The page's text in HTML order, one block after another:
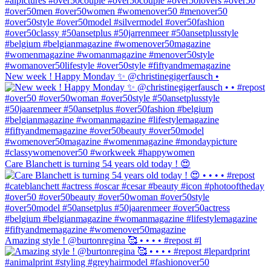
New week ! Happy Monday ✨ @christinegigerfausch •
Care Blanchett is turning 54 years old today ! 😍
Amazing style ! @burtonregina 🥰 • • • • #repost #l